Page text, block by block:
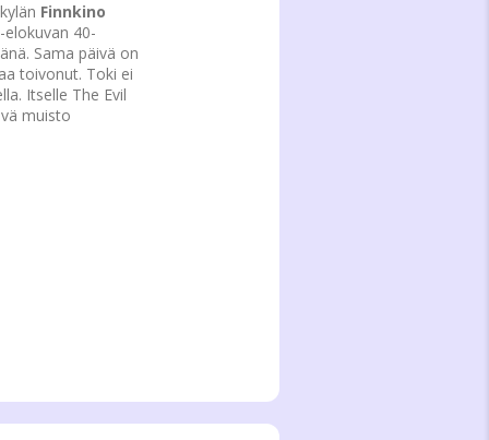
Finnkino
40-
Sama päivä on
toivonut. Toki ei
Itselle The Evil
muisto